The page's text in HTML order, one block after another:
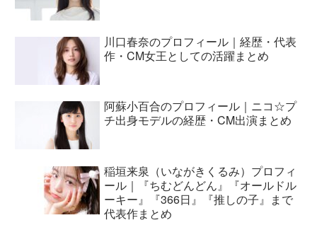
川口春奈のプロフィール｜経歴・代表
作・CM女王としての活躍まとめ
阿蘇小百合のプロフィール｜ニコ☆プ
チ出身モデルの経歴・CM出演まとめ
稲垣来泉（いながきくるみ）プロフィ
ール｜『ちむどんどん』『オールドル
ーキー』『366日』『推しの子』まで
代表作まとめ